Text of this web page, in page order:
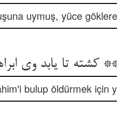
uymuş, yüce
bulup öldürmek için